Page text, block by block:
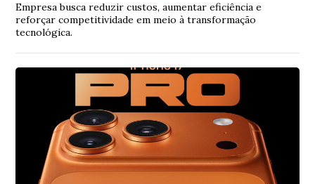
Empresa busca reduzir custos, aumentar eficiência e
reforçar competitividade em meio à transformação
tecnológica.